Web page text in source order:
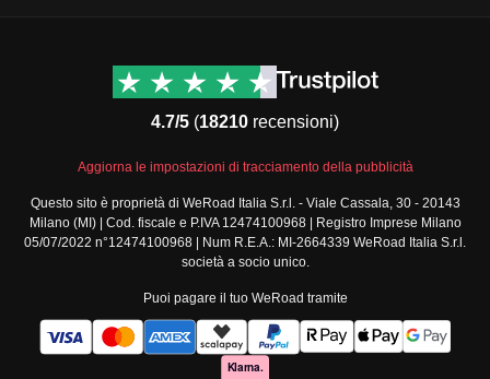
Viaggi di gruppo Nord
Viaggi di gruppo Centro
Viaggi di gruppo Sud
America
Viaggi di gruppo Africa
Viaggi di gruppo Medio
Viaggi di gruppo Asia
Viaggi di gruppo Europa
Viaggi di gruppo Nord
Contatti
Termini e condizioni
Condizioni generali
standard
Policy annullamento
viaggio
Cookie policy
Privacy policy
Security
4.7/5 (18210 recensioni)
Aggiorna le impostazioni di tracciamento della pubblicità
Questo sito è proprietà di WeRoad Italia S.r.l. - Viale Cassala, 30 - 20143
Milano (MI) | Cod. fiscale e P.IVA 12474100968 | Registro Imprese Milano
05/07/2022 n°12474100968 | Num R.E.A.: MI-2664339 WeRoad Italia S.r.l.
società a socio unico.
Puoi pagare il tuo WeRoad tramite